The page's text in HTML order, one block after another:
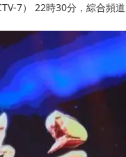
7） 22時30分，綜合頻道